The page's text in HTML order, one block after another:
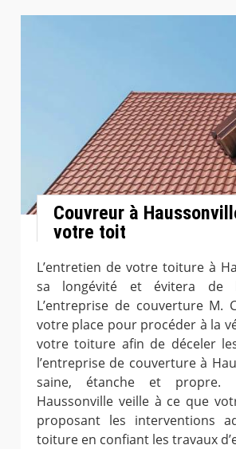
Couvreur à
votre toit
L’entretien de votre toiture à
sa longévité et évitera de
L’entreprise de couverture M.
votre place pour procéder à la
votre toiture afin de déceler
l’entreprise de couverture à
saine, étanche et propre.
Haussonville veille à ce que
proposant les interventions
toiture en confiant les travaux